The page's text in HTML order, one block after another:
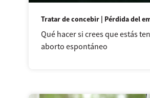
Tratar de concebir | Pérdida del
Qué hacer si crees que estás
aborto espontáneo